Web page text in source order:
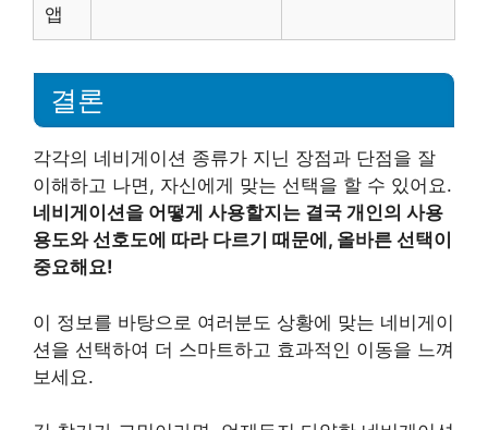
앱
결론
각각의 네비게이션 종류가 지닌 장점과 단점을 잘
이해하고 나면, 자신에게 맞는 선택을 할 수 있어요.
네비게이션을 어떻게 사용할지는 결국 개인의 사용
용도와 선호도에 따라 다르기 때문에, 올바른 선택이
중요해요!
이 정보를 바탕으로 여러분도 상황에 맞는 네비게이
션을 선택하여 더 스마트하고 효과적인 이동을 느껴
보세요.